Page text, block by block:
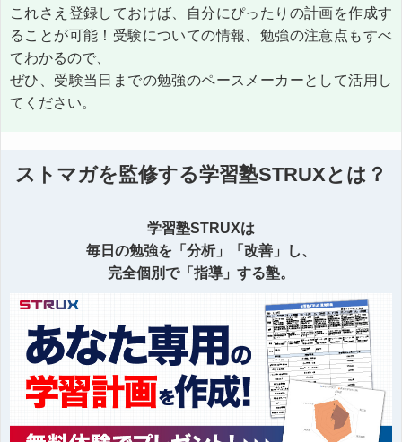
これさえ登録しておけば、自分にぴったりの計画を作成す
ることが可能！受験についての情報、勉強の注意点もすべ
てわかるので、
ぜひ、受験当日までの勉強のペースメーカーとして活用し
てください。
ストマガを監修する学習塾STRUXとは？
学習塾STRUXは
毎日の勉強を「分析」「改善」し、
完全個別で「指導」する塾。